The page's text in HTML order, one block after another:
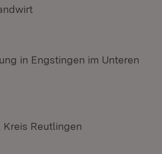
in Engstingen im Unteren
Reutlingen